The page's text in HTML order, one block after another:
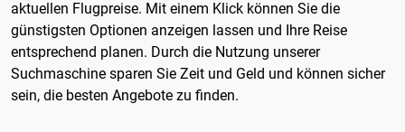
aktuellen Flugpreise. Mit einem Klick können Sie die
günstigsten Optionen anzeigen lassen und Ihre Reise
entsprechend planen. Durch die Nutzung unserer
Suchmaschine sparen Sie Zeit und Geld und können sicher
sein, die besten Angebote zu finden.